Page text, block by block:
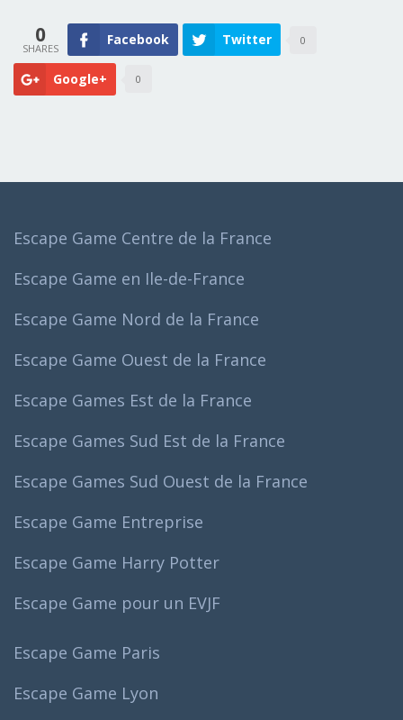
0 Facebook Twitter 0
Google+ 0
Escape Game Centre de la France
Escape Game en Ile-de-France
Escape Game Nord de la France
Escape Game Ouest de la France
Escape Games Est de la France
Escape Games Sud Est de la France
Escape Games Sud Ouest de la France
Escape Game Entreprise
Escape Game Harry Potter
Escape Game pour un EVJF
Escape Game Paris
Escape Game Lyon